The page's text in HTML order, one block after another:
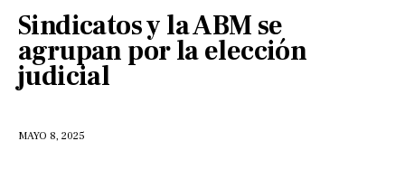
Sindicatos y la ABM se
agrupan por la elección
judicial
MAYO 8, 2025